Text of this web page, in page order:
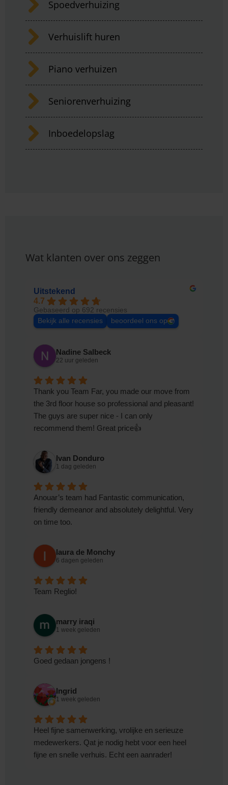
Spoedverhuizing
Verhuislift huren
Piano verhuizen
Seniorenverhuizing
Inboedelopslag
Wat klanten over ons zeggen
Uitstekend
4.7
Gebaseerd op 692 recensies
Bekijk alle recensies
beoordeel ons op
Nadine Salbeck
22 uur geleden
Thank you Team Far, you made our move from
the 3rd floor house so professional and pleasant!
The guys are super nice - I can only
recommend them! Great price👍
Ivan Donduro
1 dag geleden
Anouar’s team had Fantastic communication,
friendly demeanor and absolutely delightful. Very
on time too.
laura de Monchy
6 dagen geleden
Team Reglio!
marry iraqi
1 week geleden
Goed gedaan jongens !
Ingrid
1 week geleden
Heel fijne samenwerking, vrolijke en serieuze
medewerkers. Qat je nodig hebt voor een heel
fijne en snelle verhuis. Echt een aanrader!